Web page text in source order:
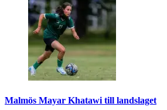
Malmös Mayar Khatawi till landslaget